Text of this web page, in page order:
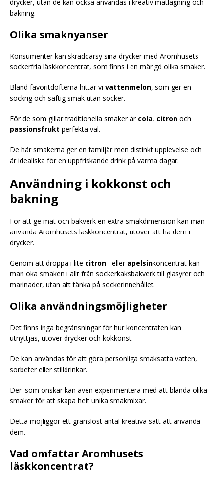
drycker, utan de kan också användas i kreativ matlagning och
bakning.
Olika smaknyanser
Konsumenter kan skräddarsy sina drycker med Aromhusets
sockerfria läskkoncentrat, som finns i en mängd olika smaker.
Bland favoritdofterna hittar vi vattenmelon, som ger en
sockrig och saftig smak utan socker.
För de som gillar traditionella smaker är cola, citron och
passionsfrukt perfekta val.
De här smakerna ger en familjär men distinkt upplevelse och
är idealiska för en uppfriskande drink på varma dagar.
Användning i kokkonst och
bakning
För att ge mat och bakverk en extra smakdimension kan man
använda Aromhusets läskkoncentrat, utöver att ha dem i
drycker.
Genom att droppa i lite citron– eller apelsinkoncentrat kan
man öka smaken i allt från sockerkaksbakverk till glasyrer och
marinader, utan att tänka på sockerinnehållet.
Olika användningsmöjligheter
Det finns inga begränsningar för hur koncentraten kan
utnyttjas, utöver drycker och kokkonst.
De kan användas för att göra personliga smaksatta vatten,
sorbeter eller stilldrinkar.
Den som önskar kan även experimentera med att blanda olika
smaker för att skapa helt unika smakmixar.
Detta möjliggör ett gränslöst antal kreativa sätt att använda
dem.
Vad omfattar Aromhusets
läskkoncentrat?